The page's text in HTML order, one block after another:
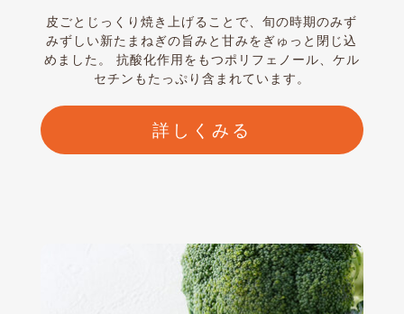
皮ごとじっくり焼き上げることで、旬の時期のみず
みずしい新たまねぎの旨みと甘みをぎゅっと閉じ込
めました。 抗酸化作用をもつポリフェノール、ケル
セチンもたっぷり含まれています。
詳しくみる